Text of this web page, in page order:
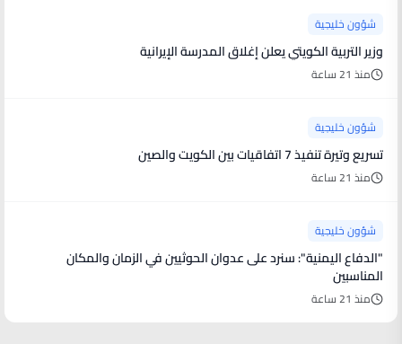
شؤون خليجية
وزير التربية الكويتي يعلن إغلاق المدرسة الإيرانية
منذ 21 ساعة
شؤون خليجية
تسريع وتيرة تنفيذ 7 اتفاقيات بين الكويت والصين
منذ 21 ساعة
شؤون خليجية
"الدفاع اليمنية": سنرد على عدوان الحوثيين في الزمان والمكان
المناسبين
منذ 21 ساعة